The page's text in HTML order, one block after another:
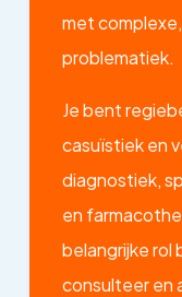
met
problematiek.
Je bent
casuïstiek en
diagnostiek,
en
belangrijke rol
consulteer en